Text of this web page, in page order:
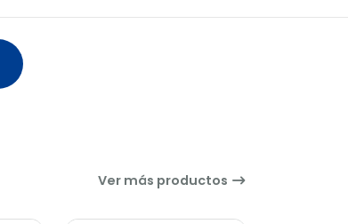
Ver más productos